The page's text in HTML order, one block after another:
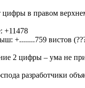
в правом
+11478
+........759 вистов
2 цифры – ума не
разработчики